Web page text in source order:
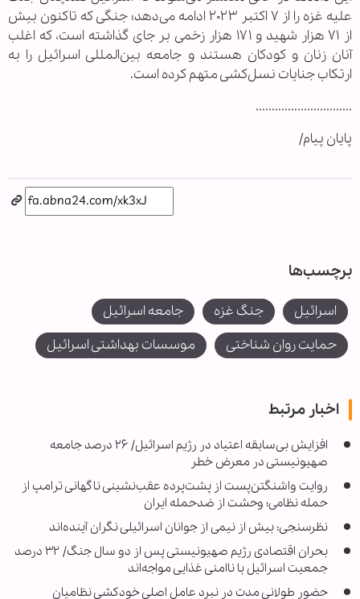
علیه غزه را از ۷ اکتبر ۲۰۲۳ ادامه می‌دهد؛ جنگی که تاکنون بیش
از ۷۱ هزار شهید و ۱۷۱ هزار زخمی بر جای گذاشته است، که اغلب
آنان زنان و کودکان هستند و جامعه بین‌المللی اسرائیل را به
ارتکاب جنایات نسل‌کشی متهم کرده است.
..............................
پایان پیام/
برچسب‌ها
اسرائیل جنگ غزه
جامعه اسرائیل
حمایت روان شناختی
موسسات بهداشتی اسرائیل
اخبار مرتبط
افزایش بی‌سابقه اعتیاد در رژیم اسرائیل/ ۲۶ درصد جامعه
صهیونیستی در معرض خطر
روایت واشنگتن‌پست از پشت‌پرده عقب‌نشینی ناگهانی ترامپ از
حمله نظامی؛ وحشت از ضدحمله ایران
نظرسنجی: بیش از نیمی از جوانان اسرائیلی نگران آینده‌اند
بحران اقتصادی رژیم صهیونیستی پس از دو سال جنگ/ ۳۲ درصد
جمعیت اسرائیل با ناامنی غذایی مواجه‌اند
حضور طولانی مدت در نبرد عامل اصلی خودکشی نظامیان